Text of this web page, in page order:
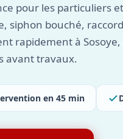
pour les particuliers
siphon bouché,
rapidement à
avant travaux.
en 45 min